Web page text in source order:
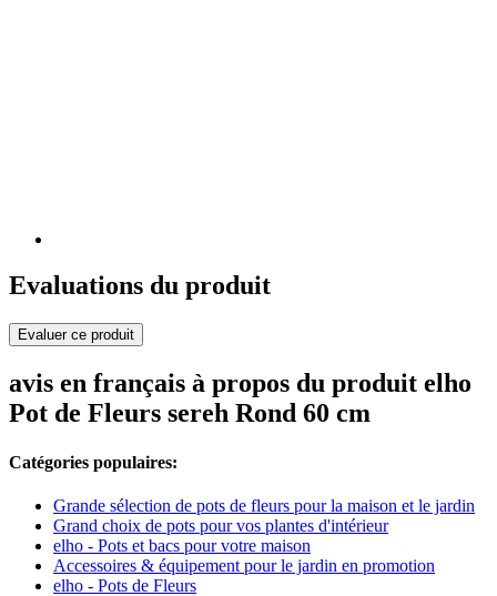
Evaluations du produit
Evaluer ce produit
avis en français à propos du produit elho
Pot de Fleurs sereh Rond 60 cm
Catégories populaires:
Grande sélection de pots de fleurs pour la maison et le jardin
Grand choix de pots pour vos plantes d'intérieur
elho - Pots et bacs pour votre maison
Accessoires & équipement pour le jardin en promotion
elho - Pots de Fleurs